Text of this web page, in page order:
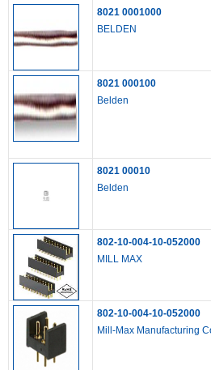
8021 0001000
BELDEN
8021 000100
Belden
8021 00010
Belden
802-10-004-10-052000
MILL MAX
802-10-004-10-052000
Mill-Max Manufacturing